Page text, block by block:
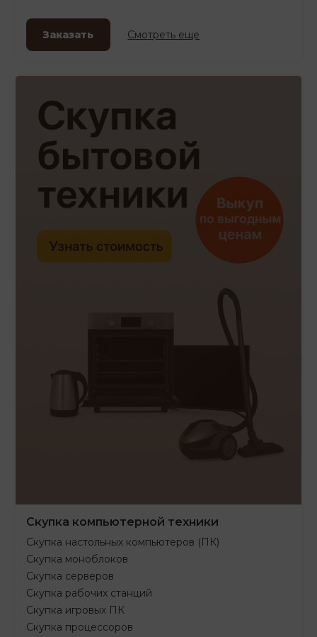
Заказать Смотреть еще
Скупка компьютерной техники
Скупка настольных компьютеров (ПК)
Скупка моноблоков
Скупка серверов
Скупка рабочих станций
Скупка игровых ПК
Скупка процессоров